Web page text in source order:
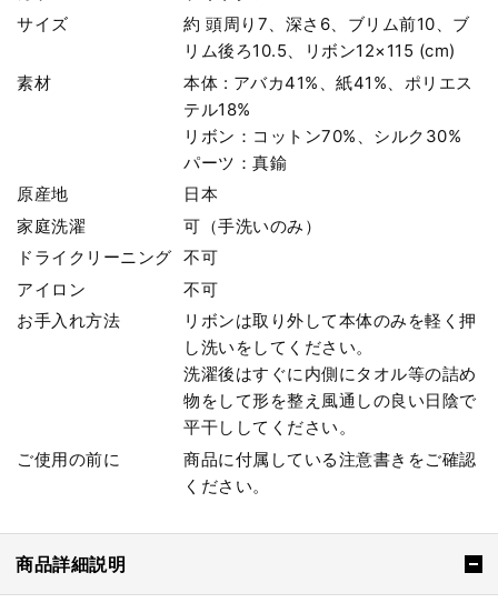
サイズ
約 頭周り7、深さ6、ブリム前10、ブ
リム後ろ10.5、リボン12×115 (cm)
素材
本体 : アバカ41%、紙41%、ポリエス
テル18%
リボン：コットン70%、シルク30%
パーツ：真鍮
原産地
日本
家庭洗濯
可（手洗いのみ）
ドライクリーニング
不可
アイロン
不可
お手入れ方法
リボンは取り外して本体のみを軽く押
し洗いをしてください。
洗濯後はすぐに内側にタオル等の詰め
物をして形を整え風通しの良い日陰で
平干ししてください。
ご使用の前に
商品に付属している注意書きをご確認
ください。
商品詳細説明